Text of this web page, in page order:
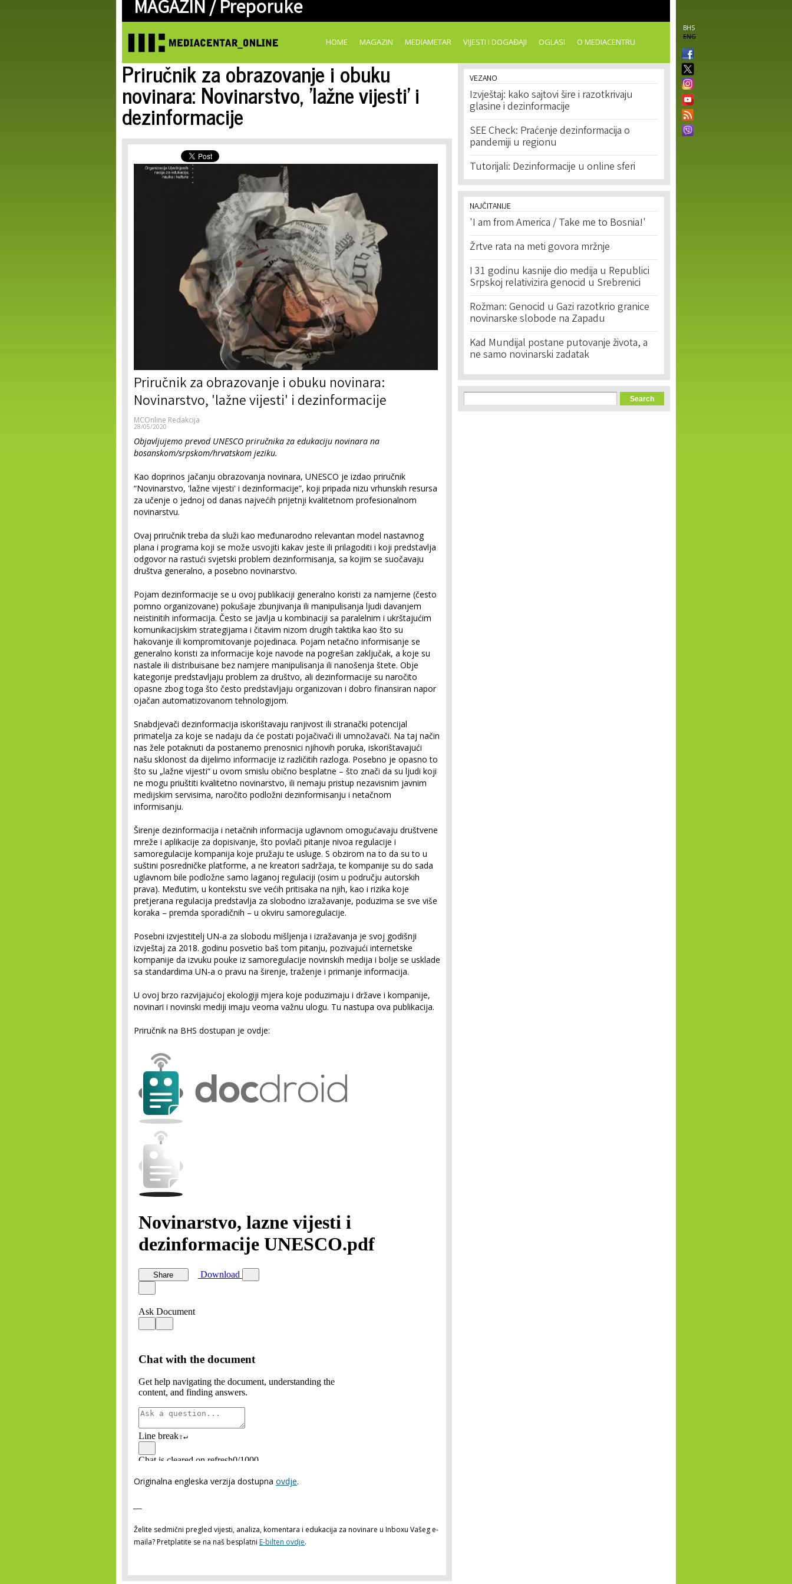
content
MAGAZIN /Preporuke
BHS
ENG
HOME MAGAZIN MEDIAMETAR VIJESTI I DOGAĐAJI OGLASI O MEDIACENTRU
Priručnik za obrazovanje i obuku
novinara: Novinarstvo, 'lažne vijesti' i
dezinformacije
Priručnik za obrazovanje i obuku novinara:
Novinarstvo, 'lažne vijesti' i dezinformacije
MCOnline Redakcija
28/05/2020
Objavljujemo prevod UNESCO priručnika za edukaciju novinara na
bosanskom/srpskom/hrvatskom jeziku.
Kao doprinos jačanju obrazovanja novinara, UNESCO je izdao priručnik
“Novinarstvo, 'lažne vijesti' i dezinformacije”, koji pripada nizu vrhunskih resursa
za učenje o jednoj od danas najvećih prijetnji kvalitetnom profesionalnom
novinarstvu.
Ovaj priručnik treba da služi kao međunarodno relevantan model nastavnog
plana i programa koji se može usvojiti kakav jeste ili prilagoditi i koji predstavlja
odgovor na rastući svjetski problem dezinformisanja, sa kojim se suočavaju
društva generalno, a posebno novinarstvo.
Pojam dezinformacije se u ovoj publikaciji generalno koristi za namjerne (često
pomno organizovane) pokušaje zbunjivanja ili manipulisanja ljudi davanjem
neistinitih informacija. Često se javlja u kombinaciji sa paralelnim i ukrštajućim
komunikacijskim strategijama i čitavim nizom drugih taktika kao što su
hakovanje ili kompromitovanje pojedinaca. Pojam netačno informisanje se
generalno koristi za informacije koje navode na pogrešan zaključak, a koje su
nastale ili distribuisane bez namjere manipulisanja ili nanošenja štete. Obje
kategorije predstavljaju problem za društvo, ali dezinformacije su naročito
opasne zbog toga što često predstavljaju organizovan i dobro finansiran napor
ojačan automatizovanom tehnologijom.
Snabdjevači dezinformacija iskorištavaju ranjivost ili stranački potencijal
primatelja za koje se nadaju da će postati pojačivači ili umnožavači. Na taj način
nas žele potaknuti da postanemo prenosnici njihovih poruka, iskorištavajući
našu sklonost da dijelimo informacije iz različitih razloga. Posebno je opasno to
što su „lažne vijesti“ u ovom smislu obično besplatne – što znači da su ljudi koji
ne mogu priuštiti kvalitetno novinarstvo, ili nemaju pristup nezavisnim javnim
medijskim servisima, naročito podložni dezinformisanju i netačnom
informisanju.
Širenje dezinformacija i netačnih informacija uglavnom omogućavaju društvene
mreže i aplikacije za dopisivanje, što povlači pitanje nivoa regulacije i
samoregulacije kompanija koje pružaju te usluge. S obzirom na to da su to u
suštini posredničke platforme, a ne kreatori sadržaja, te kompanije su do sada
uglavnom bile podložne samo laganoj regulaciji (osim u području autorskih
prava). Međutim, u kontekstu sve većih pritisaka na njih, kao i rizika koje
pretjerana regulacija predstavlja za slobodno izražavanje, poduzima se sve više
koraka – premda sporadičnih – u okviru samoregulacije.
Posebni izvjestitelj UN-a za slobodu mišljenja i izražavanja je svoj godišnji
izvještaj za 2018. godinu posvetio baš tom pitanju, pozivajući internetske
kompanije da izvuku pouke iz samoregulacije novinskih medija i bolje se usklade
sa standardima UN-a o pravu na širenje, traženje i primanje informacija.
U ovoj brzo razvijajućoj ekologiji mjera koje poduzimaju i države i kompanije,
novinari i novinski mediji imaju veoma važnu ulogu. Tu nastupa ova publikacija.
Priručnik na BHS dostupan je ovdje:
Originalna engleska verzija dostupna ovdje.
Želite sedmični pregled vijesti, analiza, komentara i edukacija za novinare u Inboxu Vašeg e-
maila? Pretplatite se na naš besplatni E-bilten ovdje.
VEZANO
Izvještaj: kako sajtovi šire i razotkrivaju
glasine i dezinformacije
SEE Check: Praćenje dezinformacija o
pandemiji u regionu
Tutorijali: Dezinformacije u online sferi
NAJČITANIJE
'I am from America / Take me to Bosnia!'
Žrtve rata na meti govora mržnje
I 31 godinu kasnije dio medija u Republici
Srpskoj relativizira genocid u Srebrenici
Rožman: Genocid u Gazi razotkrio granice
novinarske slobode na Zapadu
Kad Mundijal postane putovanje života, a
ne samo novinarski zadatak
Search form
Search